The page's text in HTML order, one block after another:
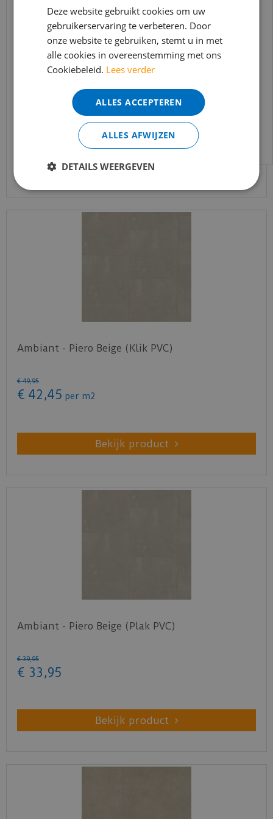
vtwonen - Royal Sun Kissed (Plak PVC)
per m2
Bekijk product
Ambiant - Piero Beige (Klik PVC)
€ 49,95
€ 42 ,45 per m2
Bekijk product
Ambiant - Piero Beige (Plak PVC)
€ 39,95
€ 33 ,95
Bekijk product
In verband met de vakantie periode zijn wij
t/m 14 augustus telefonisch helaas niet
bereikbaar.
Bestelling worden uiteraard verwerkt
echter iets minder snel dan wat je van ons
gewend bent.
Voor vragen kan je ons bereiken via
info@merkvloerenwinkel.nl
Deze website gebruikt cookies om uw
gebruikerservaring te verbeteren. Door
onze website te gebruiken, stemt u in met
alle cookies in overeenstemming met ons
Cookiebeleid. Lees verder
ALLES ACCEPTEREN
ALLES AFWIJZEN
DETAILS WEERGEVEN